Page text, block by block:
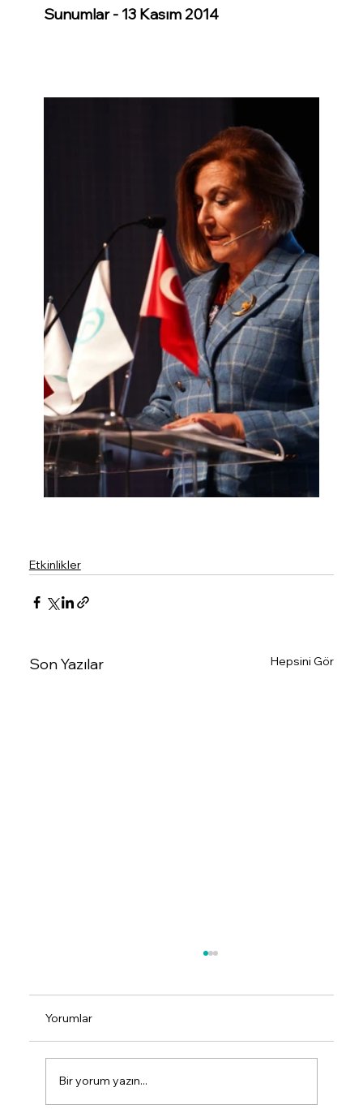
Sunumlar - 13 Kasım 2014
Etkinlikler
Son Yazılar Hepsini Gör
Yorumlar
Bir yorum yazın...